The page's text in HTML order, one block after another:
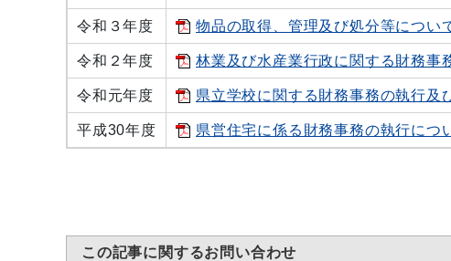
令和３年度 物品の取得、管理及び処分等につい
令和２年度 林業及び水産業行政に関する財務事
令和元年度 県立学校に関する財務事務の執行
平成30年度 県営住宅に係る財務事務の執行につ
この記事に関するお問い合わせ